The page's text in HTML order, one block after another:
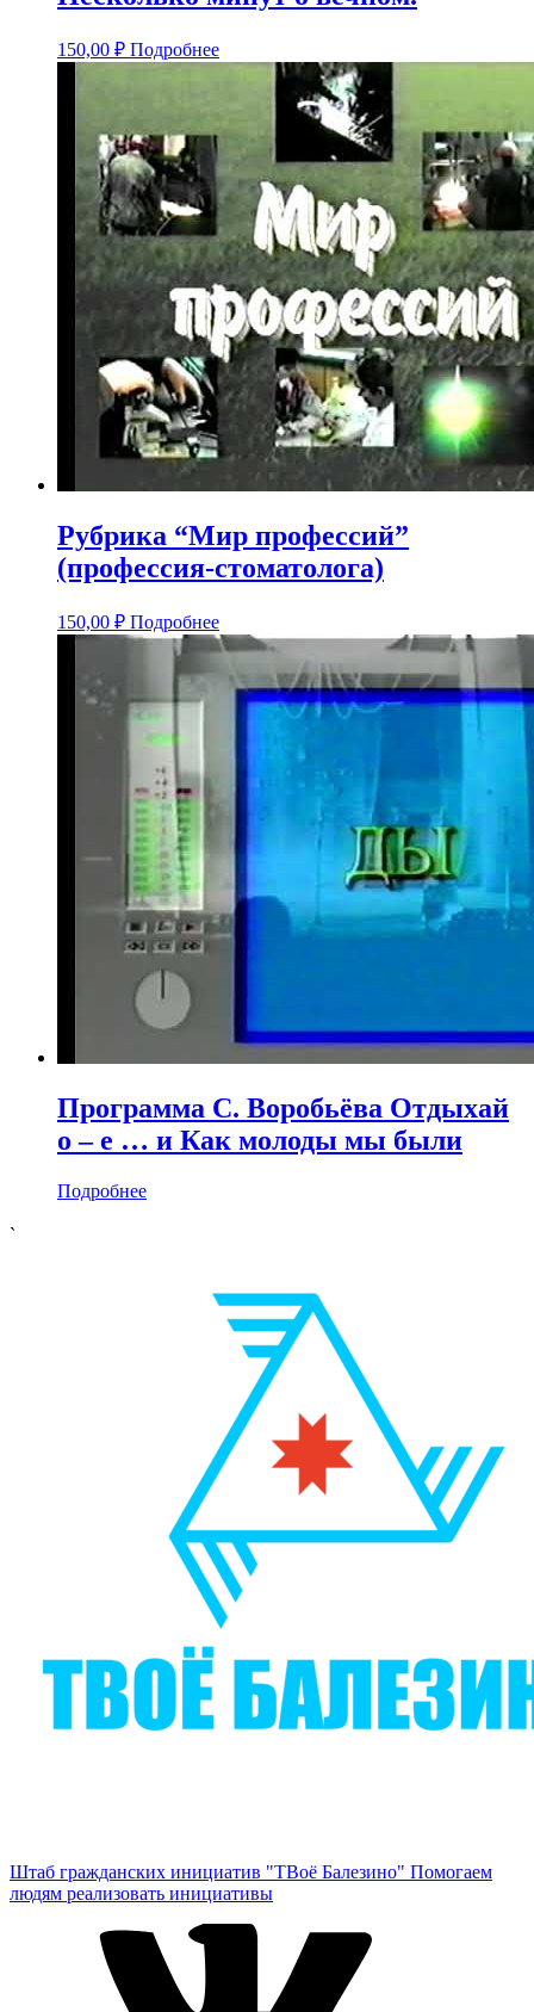
150,00 ₽ Подробнее
Рубрика “Мир профессий”
(профессия-стоматолога)
150,00 ₽ Подробнее
Программа С. Воробьёва Отдыхай
о – е … и Как молоды мы были
Подробнее
`
Штаб гражданских инициатив "ТВоё Балезино" Помогаем
людям реализовать инициативы